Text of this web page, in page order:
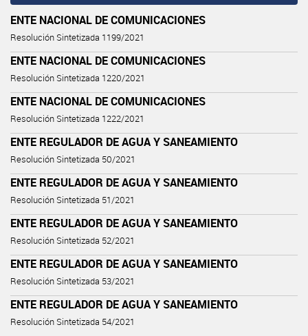
ENTE NACIONAL DE COMUNICACIONES
Resolución Sintetizada 1199/2021
ENTE NACIONAL DE COMUNICACIONES
Resolución Sintetizada 1220/2021
ENTE NACIONAL DE COMUNICACIONES
Resolución Sintetizada 1222/2021
ENTE REGULADOR DE AGUA Y SANEAMIENTO
Resolución Sintetizada 50/2021
ENTE REGULADOR DE AGUA Y SANEAMIENTO
Resolución Sintetizada 51/2021
ENTE REGULADOR DE AGUA Y SANEAMIENTO
Resolución Sintetizada 52/2021
ENTE REGULADOR DE AGUA Y SANEAMIENTO
Resolución Sintetizada 53/2021
ENTE REGULADOR DE AGUA Y SANEAMIENTO
Resolución Sintetizada 54/2021